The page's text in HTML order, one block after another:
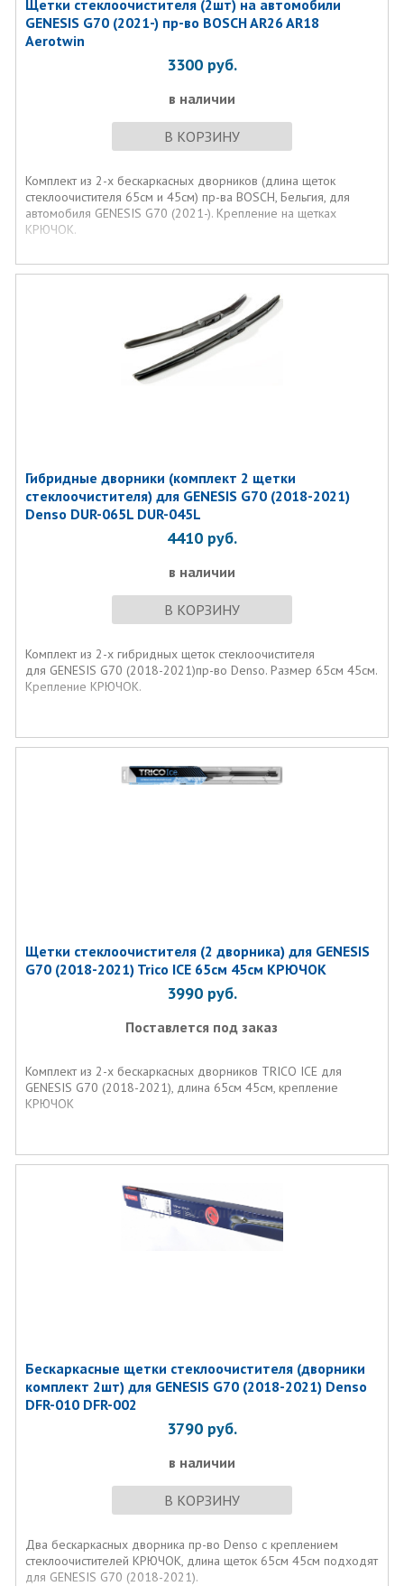
Щетки стеклоочистителя (2шт) на автомобили
GENESIS G70 (2021-) пр-во BOSCH AR26 AR18
Aerotwin
3300 руб.
в наличии
В КОРЗИНУ
Комплект из 2-х бескаркаcных дворников (длина щеток
стеклоочистителя 65см и 45см) пр-ва BOSCH, Бельгия, для
автомобиля GENESIS G70 (2021-). Крепление на щетках
КРЮЧОК.
Гибридные дворники (комплект 2 щетки
стеклоочистителя) для GENESIS G70 (2018-2021)
Denso DUR-065L DUR-045L
4410 руб.
в наличии
В КОРЗИНУ
Комплект из 2-х гибридных щеток стеклоочистителя
для GENESIS G70 (2018-2021)пр-во Denso. Размер 65см 45см.
Крепление КРЮЧОК.
Щетки стеклоочистителя (2 дворника) для GENESIS
G70 (2018-2021) Trico ICE 65см 45см КРЮЧОК
3990 руб.
Поставлется под заказ
Комплект из 2-х бескаркасных дворников TRICO ICE для
GENESIS G70 (2018-2021), длина 65см 45см, крепление
КРЮЧОК
Бескаркасные щетки стеклоочистителя (дворники
комплект 2шт) для GENESIS G70 (2018-2021) Denso
DFR-010 DFR-002
3790 руб.
в наличии
В КОРЗИНУ
Два бескаркасных дворника пр-во Denso с креплением
стеклоочистителей КРЮЧОК, длина щеток 65см 45см подходят
для GENESIS G70 (2018-2021).